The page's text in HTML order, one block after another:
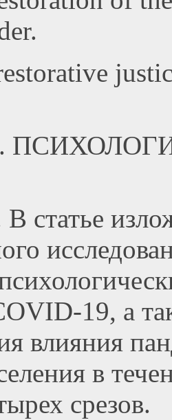
статье
19, а
влияния
в
срезов.